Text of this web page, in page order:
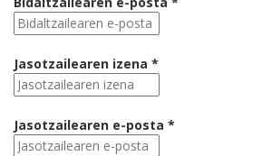
Jasotzailearen izena *
Jasotzailearen e-posta *